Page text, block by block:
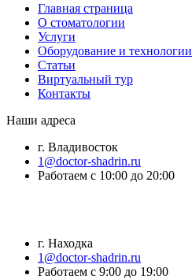
Главная страница
О стоматологии
Услуги
Оборудование и технологии
Статьи
Виртуальный тур
Контакты
Наши адреса
г. Владивосток
1@doctor-shadrin.ru
Работаем с 10:00 до 20:00
г. Находка
1@doctor-shadrin.ru
Работаем с 9:00 до 19:00